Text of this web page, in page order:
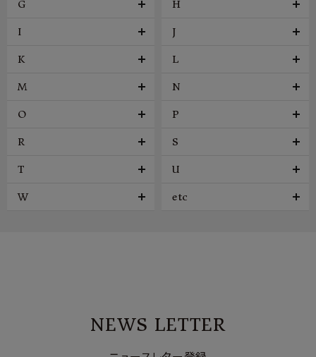
G H
I J
K L
M N
O P
R S
T U
W etc
NEWS LETTER